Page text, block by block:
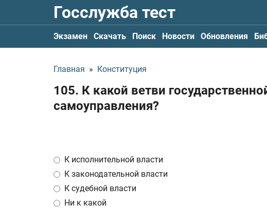
Госслужба тест
Экзамен Скачать Поиск Новости Обновления
Главная » Конституция
105. К какой ветви
самоуправления?
К исполнительной власти
К законодательной власти
К судебной власти
Ни к какой